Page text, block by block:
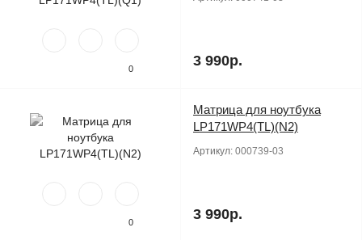
0 3 990р.
0
Матрица для ноутбука
LP171WP4(TL)(N2)
Артикул: 000739-03
3 990р.